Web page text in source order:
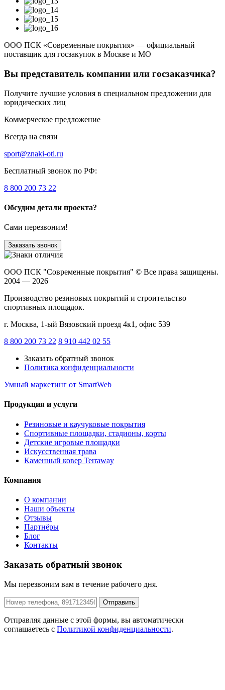
ООО ПСК «Современные покрытия» — официальный
поставщик для госзакупок в Москве и МО
Вы представитель компании или госзаказчика?
Получите лучшие условия в специальном предложении для
юридических лиц
Коммерческое предложение
Всегда на связи
sport@znaki-otl.ru
Бесплатный звонок по РФ:
8 800 200 73 22
Обсудим детали проекта?
Сами перезвоним!
Заказать звонок
ООО ПСК "Современные покрытия" © Все права защищены.
2004 — 2026
Производство резиновых покрытий и строительство
спортивных площадок.
г. Москва, 1-ый Вязовский проезд 4к1, офис 539
8 800 200 73 22 8 910 442 02 55
Заказать обратный звонок
Политика конфиденциальности
Умный маркетинг от SmartWeb
Продукция и услуги
Резиновые и каучуковые покрытия
Спортивные площадки, стадионы, корты
Детские игровые площадки
Искусственная трава
Каменный ковер Terraway
Компания
О компании
Наши объекты
Отзывы
Партнёры
Блог
Контакты
Заказать обратный звонок
Мы перезвоним вам в течение рабочего дня.
Отправить
Отправляя данные с этой формы, вы автоматически
соглашаетесь с Политикой конфиденциальности.